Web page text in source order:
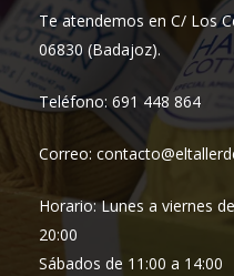
Te atendemos en C/ Los
06830 (Badajoz).
Teléfono: 691 448 864
Correo:
Horario: Lunes a viernes
20:00
Sábados de 11:00 a 14:00